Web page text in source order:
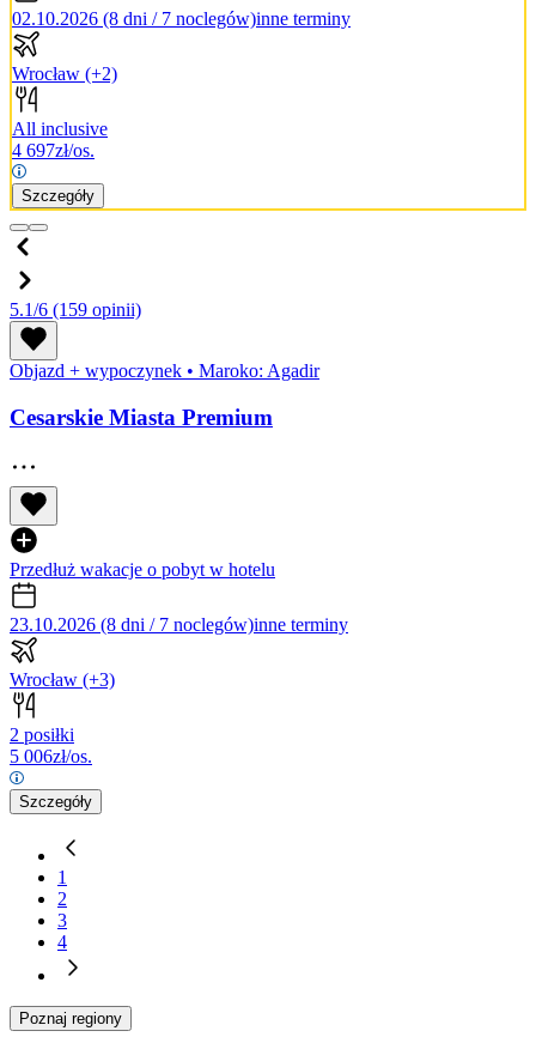
02.10.2026 (8 dni / 7 noclegów)inne terminy
Wrocław (+2)
All inclusive
4 697zł/os.
Szczegóły
5.1/6 (159 opinii)
Objazd + wypoczynek • Maroko: Agadir
Cesarskie Miasta Premium
Przedłuż wakacje o pobyt w hotelu
23.10.2026 (8 dni / 7 noclegów)inne terminy
Wrocław (+3)
2 posiłki
5 006zł/os.
Szczegóły
1
2
3
4
Poznaj regiony